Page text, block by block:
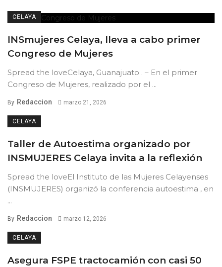
CELAYA
INSmujeres Celaya, lleva a cabo primer
Congreso de Mujeres
Spread the loveCelaya, Guanajuato . – En el primer
Congreso de Mujeres, realizado por el ...
By Redaccion marzo 21, 2026
CELAYA
Taller de Autoestima organizado por
INSMUJERES Celaya invita a la reflexión
Spread the loveEl Instituto de las Mujeres Celayenses
(INSMUJERES) organizó la conferencia autoestima , en
...
By Redaccion marzo 12, 2026
CELAYA
Asegura FSPE tractocamión con casi 50